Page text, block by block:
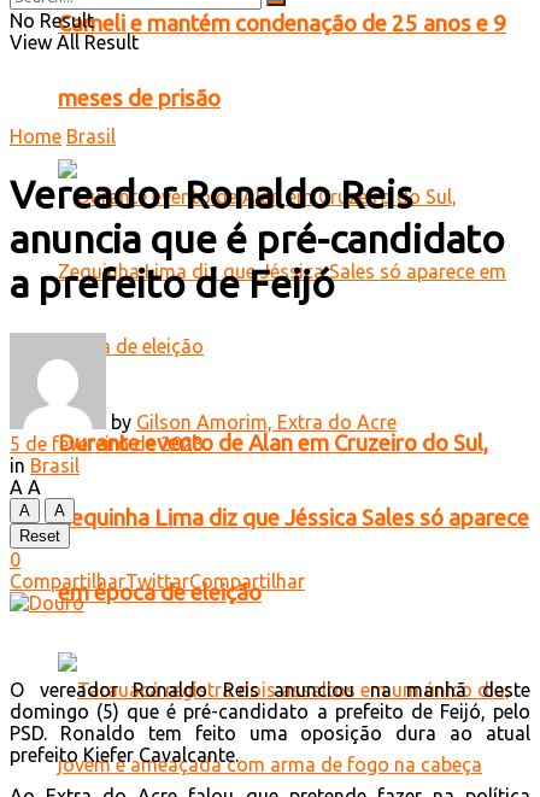
Cameli e mantém condenação de 25 anos e 9
meses de prisão
Durante evento de Alan em Cruzeiro do Sul,
Zequinha Lima diz que Jéssica Sales só aparece
em época de eleição
No Result
View All Result
Home Brasil
Vereador Ronaldo Reis
anuncia que é pré-candidato
a prefeito de Feijó
by Gilson Amorim, Extra do Acre
5 de fevereiro de 2023
in Brasil
A A
A
A
Reset
0
CompartilharTwittarCompartilhar
O vereador Ronaldo Reis anunciou na manhã deste
domingo (5) que é pré-candidato a prefeito de Feijó, pelo
PSD. Ronaldo tem feito uma oposição dura ao atual
prefeito Kiefer Cavalcante.